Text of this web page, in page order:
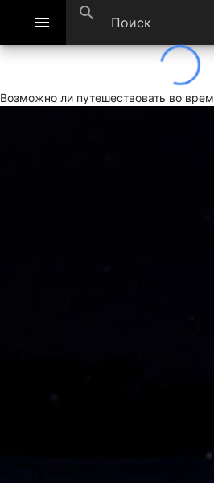
menu search
Возможно ли путешествовать во